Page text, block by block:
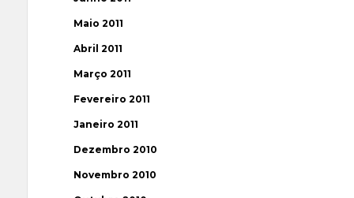
Maio 2011
Abril 2011
Março 2011
Fevereiro 2011
Janeiro 2011
Dezembro 2010
Novembro 2010